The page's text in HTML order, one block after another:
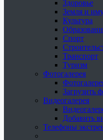
Здоровье
Земля и
Культура
Спорт
Транспорт
Туризм
Фотогалерея
Загрузить
Видеогалерея
Добавить
Телефоны